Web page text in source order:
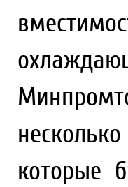
которые